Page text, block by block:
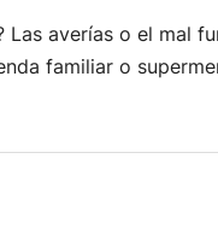
averías o el mal
familiar o